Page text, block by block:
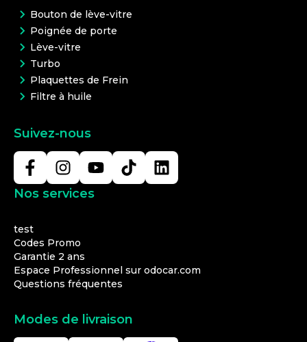
Bouton de lève-vitre
Poignée de porte
Lève-vitre
Turbo
Plaquettes de Frein
Filtre à huile
Suivez-nous
Nos services
test
Codes Promo
Garantie 2 ans
Espace Professionnel sur odocar.com
Questions fréquentes
Modes de livraison